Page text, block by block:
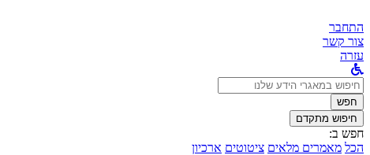
התחבר
צור קשר
עזרה
לחפש
ב:חפש
חיפוש מתקדם
חפש ב:
הכל מאמרים מלאים ציטוטים ארכיון